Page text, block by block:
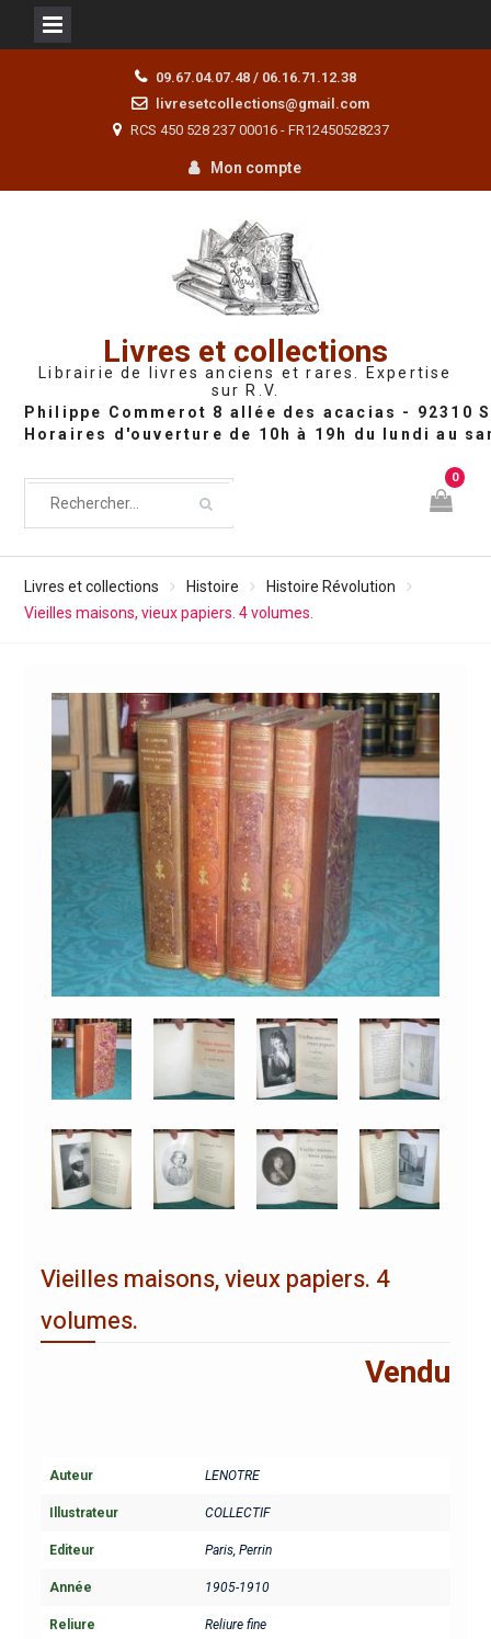
09.67.04.07.48 / 06.16.71.12.38
livresetcollections@gmail.com
RCS 450 528 237 00016 - FR12450528237
Mon compte
Livres et collections
Librairie de livres anciens et rares. Expertise
sur R.V.
0
Livres et collections Histoire
Histoire Révolution
Vieilles maisons, vieux papiers. 4 volumes.
Vieilles maisons, vieux papiers. 4
volumes.
Vendu
Auteur LENOTRE
Illustrateur COLLECTIF
Editeur Paris, Perrin
Année 1905-1910
Reliure Reliure fine